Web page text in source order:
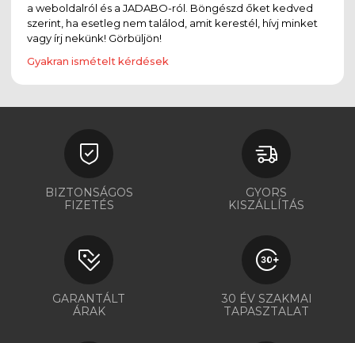
a weboldalról és a JADABO-ról. Böngészd őket kedved
szerint, ha esetleg nem találod, amit kerestél, hívj minket
vagy írj nekünk! Görbüljön!
Gyakran ismételt kérdések
BIZTONSÁGOS
FIZETÉS
GYORS
KISZÁLLÍTÁS
GARANTÁLT
ÁRAK
30 ÉV SZAKMAI
TAPASZTALAT